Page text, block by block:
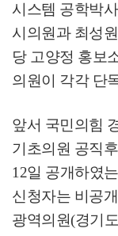
시스템 공학박
시의원과 최성
당 고양정 홍보
의원이 각각 단
앞서 국민의힘
기초의원 공직
12일 공개하였
신청자는 비공
광역의원(경기